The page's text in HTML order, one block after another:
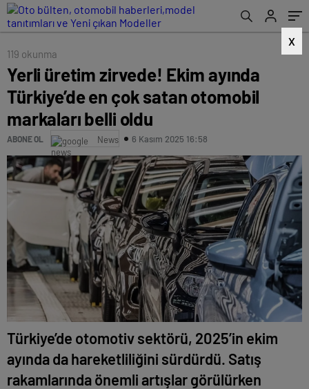
X
119 okunma
Yerli üretim zirvede! Ekim ayında
Türkiye’de en çok satan otomobil
markaları belli oldu
ABONE OL News 6 Kasım 2025 16:58
Türkiye’de otomotiv sektörü, 2025’in ekim
ayında da hareketliliğini sürdürdü. Satış
rakamlarında önemli artışlar görülürken